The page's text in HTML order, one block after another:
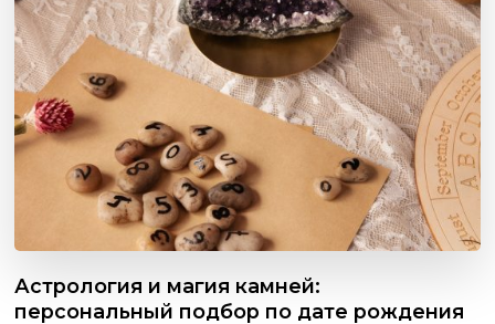
Астрология и магия камней:
персональный подбор по дате рождения